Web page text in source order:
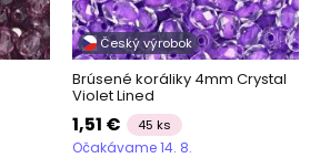
Český výrobok
Brúsené koráliky 4mm Crystal
Violet Lined
1,51 € 45 ks
Očakávame 14. 8.